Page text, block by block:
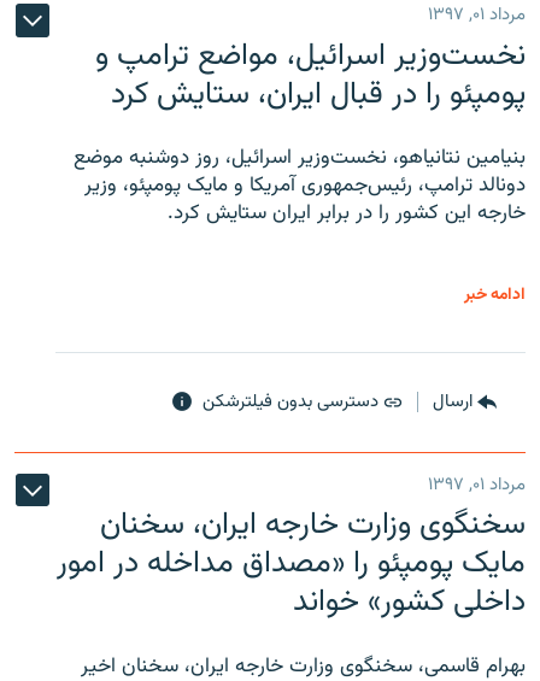
مرداد ۰۱, ۱۳۹۷
نخست‌وزیر اسرائیل، مواضع ترامپ و
پومپئو را در قبال ایران، ستایش کرد
بنیامین نتانیاهو، نخست‌وزیر اسرائیل، روز دوشنبه موضع
دونالد ترامپ، رئیس‌جمهوری آمریکا و مایک پومپئو، وزیر
خارجه این کشور را در برابر ایران ستایش کرد.
ادامه خبر
ارسال دسترسی بدون فیلترشکن
مرداد ۰۱, ۱۳۹۷
سخنگوی وزارت خارجه ایران، سخنان
مایک پومپئو را «مصداق مداخله در امور
داخلی کشور» خواند
بهرام قاسمی، سخنگوی وزارت خارجه ایران، سخنان اخیر